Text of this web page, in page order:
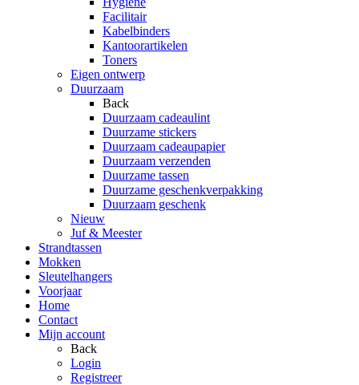
Facilitair
Kabelbinders
Kantoorartikelen
Toners
Eigen ontwerp
Duurzaam
Back
Duurzaam cadeaulint
Duurzame stickers
Duurzaam cadeaupapier
Duurzaam verzenden
Duurzame tassen
Duurzame geschenkverpakking
Duurzaam geschenk
Nieuw
Juf & Meester
Strandtassen
Mokken
Sleutelhangers
Voorjaar
Home
Contact
Mijn account
Back
Login
Registreer